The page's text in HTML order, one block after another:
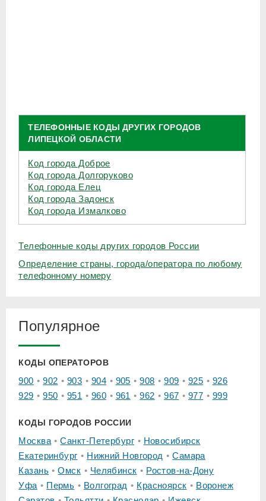
ТЕЛЕФОННЫЕ КОДЫ ДРУГИХ ГОРОДОВ
ЛИПЕЦКОЙ ОБЛАСТИ
Код города Доброе
Код города Долгоруково
Код города Елец
Код города Задонск
Код города Измалково
Телефонные коды других городов России
Определение страны, города/оператора по любому
телефонному номеру
Популярное
КОДЫ ОПЕРАТОРОВ
900 902 903 904 905 908 909 925
926
929
950 951 960 961 962 967 977 999
КОДЫ ГОРОДОВ РОССИИ
Москва Санкт-Петербург
Новосибирск
Екатеринбург
Нижний Новгород
Самара
Казань
Омск Челябинск
Ростов-на-Дону
Уфа
Пермь Волгоград Красноярск
Воронеж